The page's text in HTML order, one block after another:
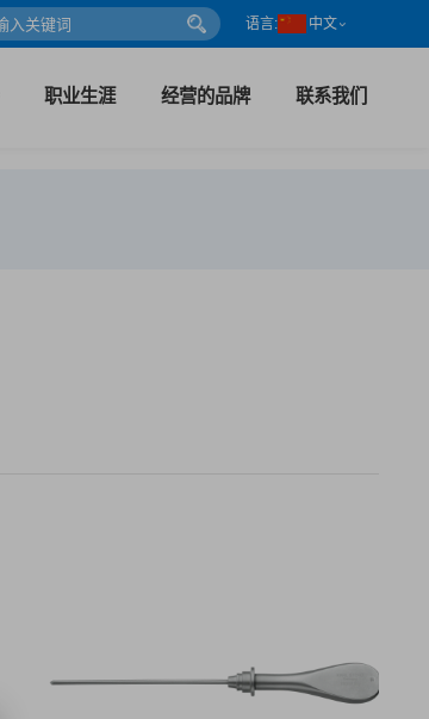
语言: 中文
职业生涯 经营的品牌 联系我们